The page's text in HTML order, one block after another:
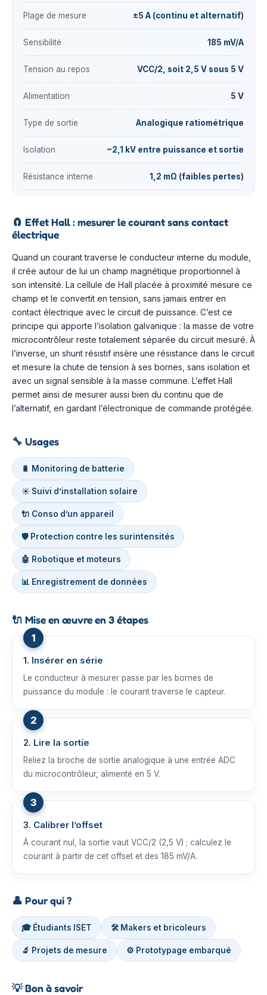
Plage de mesure ±5 A (continu et alternatif)
Sensibilité 185 mV/A
Tension au repos VCC/2, soit 2,5 V sous 5 V
Alimentation 5 V
Type de sortie Analogique ratiométrique
Isolation ~2,1 kV entre puissance et sortie
Résistance interne 1,2 mΩ (faibles pertes)
🧲 Effet Hall : mesurer le courant sans contact
électrique
Quand un courant traverse le conducteur interne du module,
il crée autour de lui un champ magnétique proportionnel à
son intensité. La cellule de Hall placée à proximité mesure ce
champ et le convertit en tension, sans jamais entrer en
contact électrique avec le circuit de puissance. C’est ce
principe qui apporte l’isolation galvanique : la masse de votre
microcontrôleur reste totalement séparée du circuit mesuré. À
l’inverse, un shunt résistif insère une résistance dans le circuit
et mesure la chute de tension à ses bornes, sans isolation et
avec un signal sensible à la masse commune. L’effet Hall
permet ainsi de mesurer aussi bien du continu que de
l’alternatif, en gardant l’électronique de commande protégée.
🔧 Usages
🔋 Monitoring de batterie
☀️ Suivi d’installation solaire
🔌 Conso d’un appareil
🛡️ Protection contre les surintensités
🤖 Robotique et moteurs
📊 Enregistrement de données
🔌 Mise en œuvre en 3 étapes
1. Insérer en série
Le conducteur à mesurer passe par les bornes de
puissance du module : le courant traverse le capteur.
2. Lire la sortie
Reliez la broche de sortie analogique à une entrée ADC
du microcontrôleur, alimenté en 5 V.
3. Calibrer l’offset
À courant nul, la sortie vaut VCC/2 (2,5 V) ; calculez le
courant à partir de cet offset et des 185 mV/A.
👤 Pour qui ?
🎓 Étudiants ISET 🛠️ Makers et bricoleurs
🔬 Projets de mesure ⚙️ Prototypage embarqué
💡Bon à savoir